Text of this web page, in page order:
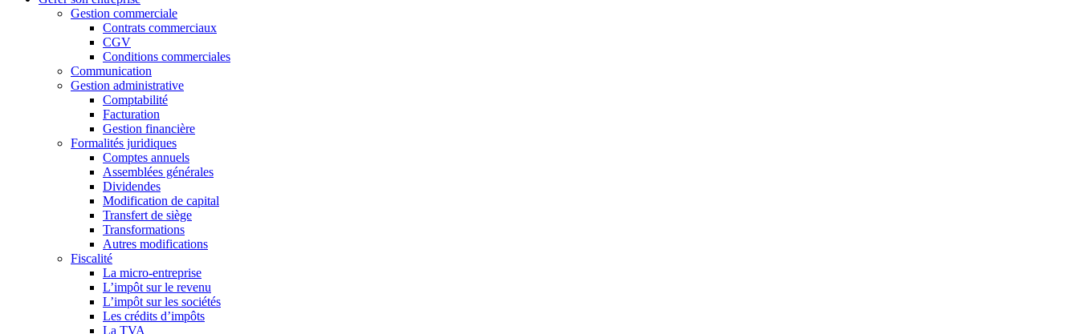
Gestion commerciale
Contrats commerciaux
CGV
Conditions commerciales
Communication
Gestion administrative
Comptabilité
Facturation
Gestion financière
Formalités juridiques
Comptes annuels
Assemblées générales
Dividendes
Modification de capital
Transfert de siège
Transformations
Autres modifications
Fiscalité
La micro-entreprise
L’impôt sur le revenu
L’impôt sur les sociétés
Les crédits d’impôts
La TVA